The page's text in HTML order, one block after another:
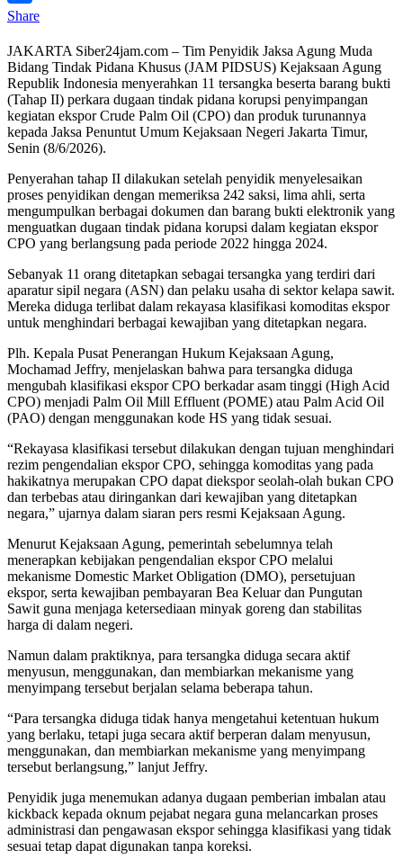
Share
JAKARTA Siber24jam.com – Tim Penyidik Jaksa Agung Muda
Bidang Tindak Pidana Khusus (JAM PIDSUS) Kejaksaan Agung
Republik Indonesia menyerahkan 11 tersangka beserta barang bukti
(Tahap II) perkara dugaan tindak pidana korupsi penyimpangan
kegiatan ekspor Crude Palm Oil (CPO) dan produk turunannya
kepada Jaksa Penuntut Umum Kejaksaan Negeri Jakarta Timur,
Senin (8/6/2026).
Penyerahan tahap II dilakukan setelah penyidik menyelesaikan
proses penyidikan dengan memeriksa 242 saksi, lima ahli, serta
mengumpulkan berbagai dokumen dan barang bukti elektronik yang
menguatkan dugaan tindak pidana korupsi dalam kegiatan ekspor
CPO yang berlangsung pada periode 2022 hingga 2024.
Sebanyak 11 orang ditetapkan sebagai tersangka yang terdiri dari
aparatur sipil negara (ASN) dan pelaku usaha di sektor kelapa sawit.
Mereka diduga terlibat dalam rekayasa klasifikasi komoditas ekspor
untuk menghindari berbagai kewajiban yang ditetapkan negara.
Plh. Kepala Pusat Penerangan Hukum Kejaksaan Agung,
Mochamad Jeffry, menjelaskan bahwa para tersangka diduga
mengubah klasifikasi ekspor CPO berkadar asam tinggi (High Acid
CPO) menjadi Palm Oil Mill Effluent (POME) atau Palm Acid Oil
(PAO) dengan menggunakan kode HS yang tidak sesuai.
“Rekayasa klasifikasi tersebut dilakukan dengan tujuan menghindari
rezim pengendalian ekspor CPO, sehingga komoditas yang pada
hakikatnya merupakan CPO dapat diekspor seolah-olah bukan CPO
dan terbebas atau diringankan dari kewajiban yang ditetapkan
negara,” ujarnya dalam siaran pers resmi Kejaksaan Agung.
Menurut Kejaksaan Agung, pemerintah sebelumnya telah
menerapkan kebijakan pengendalian ekspor CPO melalui
mekanisme Domestic Market Obligation (DMO), persetujuan
ekspor, serta kewajiban pembayaran Bea Keluar dan Pungutan
Sawit guna menjaga ketersediaan minyak goreng dan stabilitas
harga di dalam negeri.
Namun dalam praktiknya, para tersangka diduga secara aktif
menyusun, menggunakan, dan membiarkan mekanisme yang
menyimpang tersebut berjalan selama beberapa tahun.
“Para tersangka diduga tidak hanya mengetahui ketentuan hukum
yang berlaku, tetapi juga secara aktif berperan dalam menyusun,
menggunakan, dan membiarkan mekanisme yang menyimpang
tersebut berlangsung,” lanjut Jeffry.
Penyidik juga menemukan adanya dugaan pemberian imbalan atau
kickback kepada oknum pejabat negara guna melancarkan proses
administrasi dan pengawasan ekspor sehingga klasifikasi yang tidak
sesuai tetap dapat digunakan tanpa koreksi.